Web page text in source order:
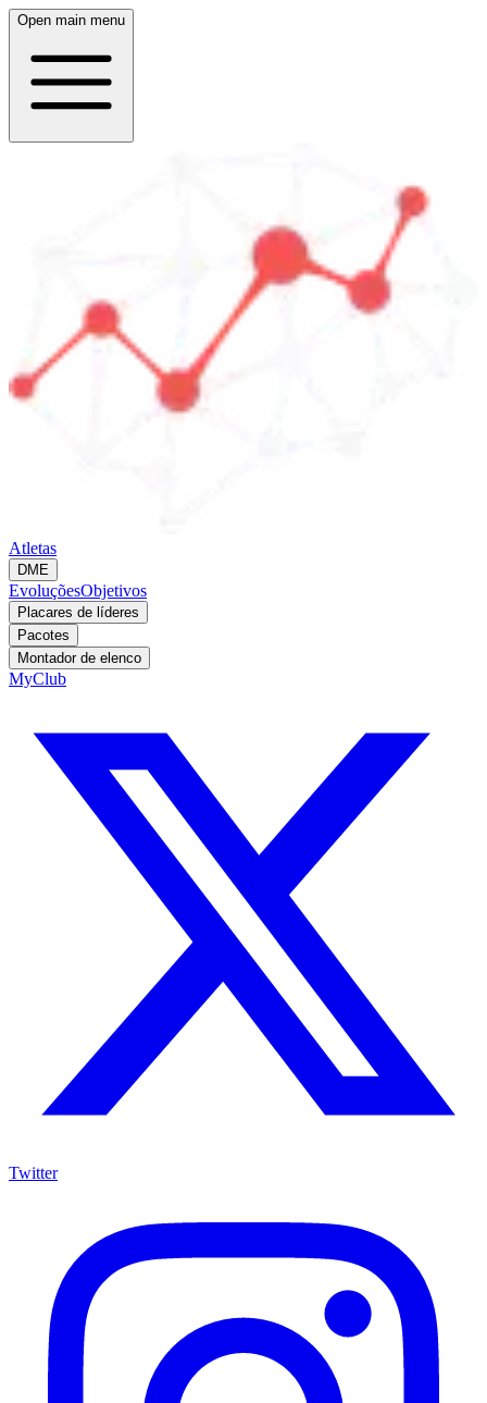
Open main menu
Atletas
DME
EvoluçõesObjetivos
Placares de líderes
Pacotes
Montador de elenco
MyClub
Twitter